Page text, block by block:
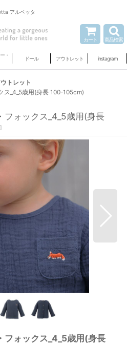
アルベッタ
カート 商品検索
・
ドール アウトレット instagram
トレット
ス_4_5歳用(身長 100-105cm)
フォックス_4_5歳用(身長
]
フォックス_4_5歳用(身長